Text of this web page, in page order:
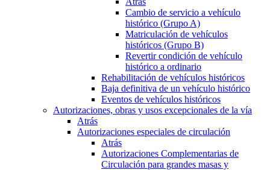
Cambio de servicio a vehículo
histórico (Grupo A)
Matriculación de vehículos
históricos (Grupo B)
Revertir condición de vehículo
histórico a ordinario
Rehabilitación de vehículos históricos
Baja definitiva de un vehículo histórico
Eventos de vehículos históricos
Autorizaciones, obras y usos excepcionales de la vía
Atrás
Autorizaciones especiales de circulación
Atrás
Autorizaciones Complementarias de
Circulación para grandes masas y